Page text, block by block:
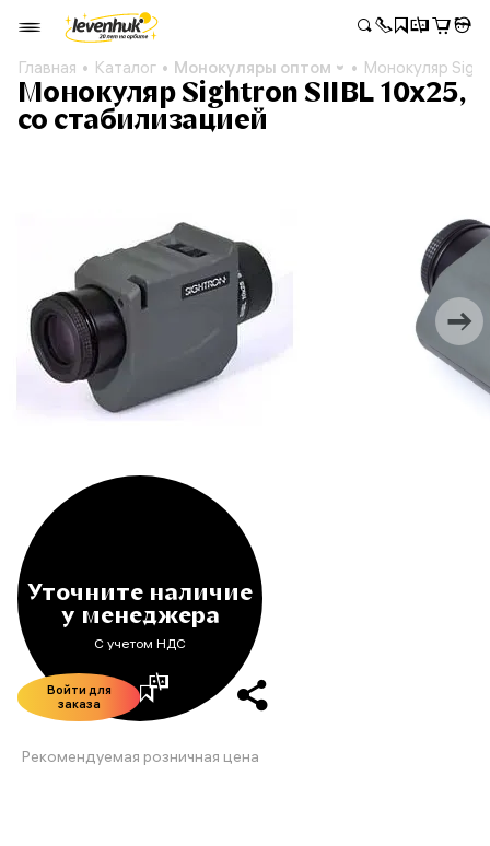
Главная Каталог Монокуляры оптом Монокуляр
Монокуляр Sightron SIIBL 10x25,
со стабилизацией
Уточните наличие
у менеджера
С учетом НДС
Войти для
заказа
Рекомендуемая розничная цена